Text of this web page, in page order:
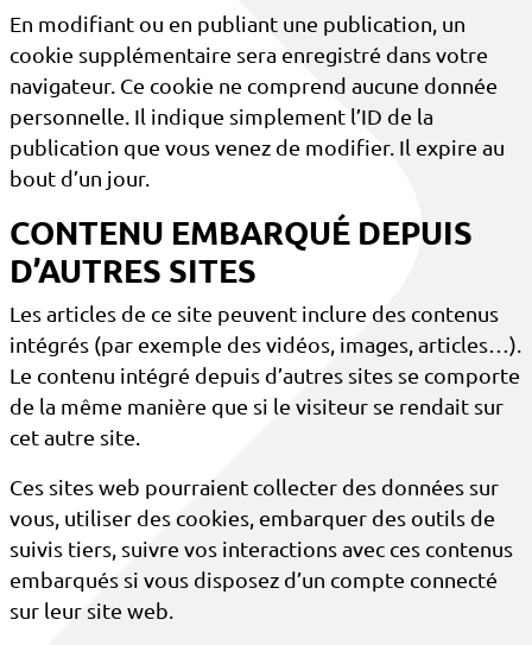
En modifiant ou en publiant une publication, un
cookie supplémentaire sera enregistré dans votre
navigateur. Ce cookie ne comprend aucune donnée
personnelle. Il indique simplement l’ID de la
publication que vous venez de modifier. Il expire au
bout d’un jour.
CONTENU EMBARQUÉ DEPUIS
D’AUTRES SITES
Les articles de ce site peuvent inclure des contenus
intégrés (par exemple des vidéos, images, articles…).
Le contenu intégré depuis d’autres sites se comporte
de la même manière que si le visiteur se rendait sur
cet autre site.
Ces sites web pourraient collecter des données sur
vous, utiliser des cookies, embarquer des outils de
suivis tiers, suivre vos interactions avec ces contenus
embarqués si vous disposez d’un compte connecté
sur leur site web.